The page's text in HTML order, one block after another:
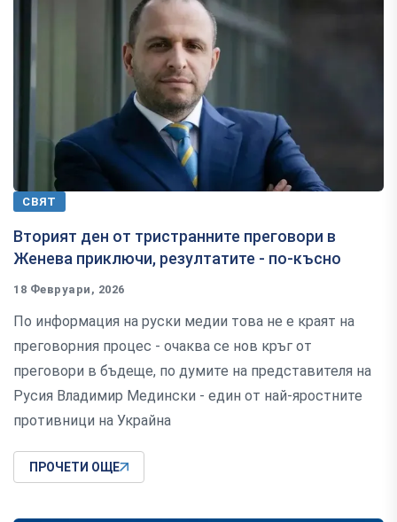
СВЯТ
Вторият ден от тристранните преговори в
Женева приключи, резултатите - по-късно
18 Февруари, 2026
По информация на руски медии това не е краят на
преговорния процес - очаква се нов кръг от
преговори в бъдеще, по думите на представителя на
Русия Владимир Медински - един от най-яростните
противници на Украйна
ПРОЧЕТИ ОЩЕ